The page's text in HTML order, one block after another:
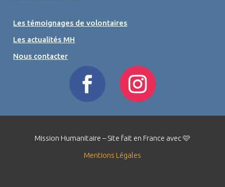
Les témoignages de volontaires
Les actualités MH
Nous contacter
Mission Humanitaire – Site fait en France avec 🩷
Mentions Légales